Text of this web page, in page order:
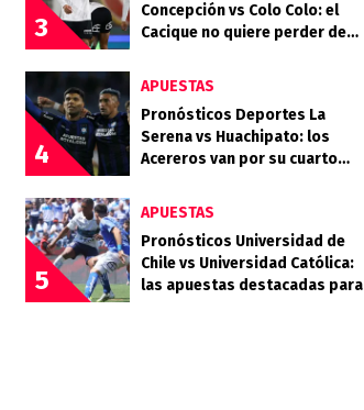
3
Concepción vs Colo Colo: el
Cacique no quiere perder de
4
APUESTAS
Pronósticos Deportes La
Serena vs Huachipato: los
Acereros van por su cuarto
5
APUESTAS
Pronósticos Universidad de
Chile vs Universidad Católica:
las apuestas destacadas para